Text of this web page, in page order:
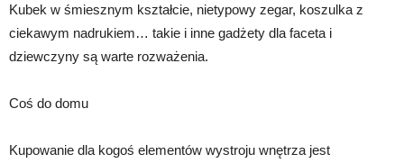
Kubek w śmiesznym kształcie, nietypowy zegar, koszulka z
ciekawym nadrukiem… takie i inne gadżety dla faceta i
dziewczyny są warte rozważenia.
Coś do domu
Kupowanie dla kogoś elementów wystroju wnętrza jest